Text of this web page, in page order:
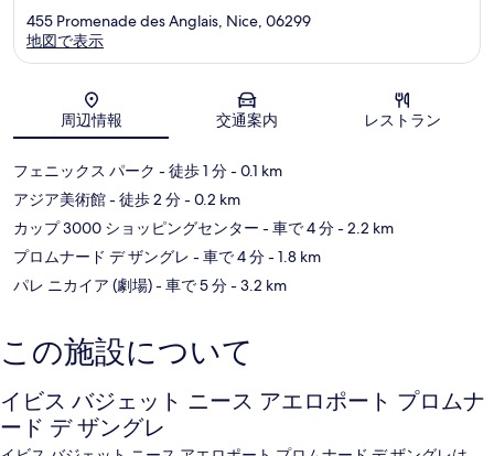
地図
455 Promenade des Anglais, Nice, 06299
地図で表示
周辺情報 交通案内 レストラン
フェニックス パーク - 徒歩 1 分- 0.1 km
アジア美術館- 徒歩 2 分- 0.2 km
カップ 3000 ショッピングセンター - 車で 4 分- 2.2 km
プロムナード デ ザングレ - 車で 4 分- 1.8 km
パレ ニカイア (劇場)- 車で 5 分- 3.2 km
この施設について
イビス バジェット ニース アエロポート プロムナ
ード デ ザングレ